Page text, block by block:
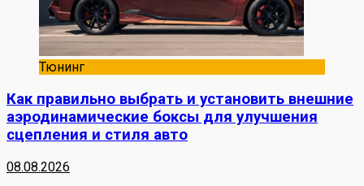
Тюнинг
Как правильно выбрать и установить внешние
аэродинамические боксы для улучшения
сцепления и стиля авто
08.08.2026